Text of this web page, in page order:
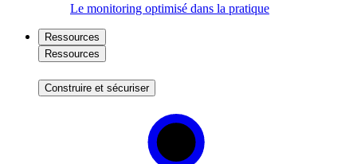
Le monitoring optimisé dans la pratique
Ressources
Ressources
Construire et sécuriser